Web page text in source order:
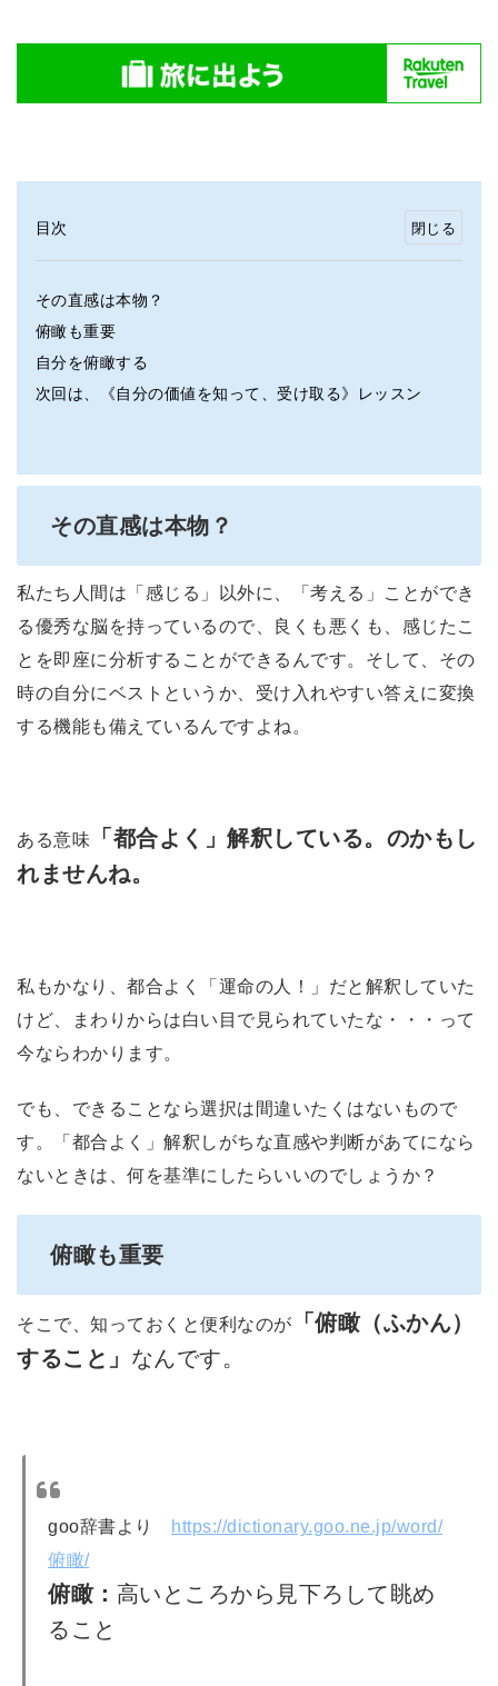
目次
その直感は本物？
俯瞰も重要
自分を俯瞰する
次回は、《自分の価値を知って、受け取る》レッスン
その直感は本物？
私たち人間は「感じる」以外に、「考える」ことができ
る優秀な脳を持っているので、良くも悪くも、感じたこ
とを即座に分析することができるんです。そして、その
時の自分にベストというか、受け入れやすい答えに変換
する機能も備えているんですよね。
ある意味
「都合よく」解釈している。のかもし
れませんね。
私もかなり、都合よく「運命の人！」だと解釈していた
けど、まわりからは白い目で見られていたな・・・って
今ならわかります。
でも、できることなら選択は間違いたくはないもので
す。「都合よく」解釈しがちな直感や判断があてになら
ないときは、何を基準にしたらいいのでしょうか？
俯瞰も重要
そこで、知っておくと便利なのが
「俯瞰（ふかん）
すること」 なんです。
goo辞書より
https://dictionary.goo.ne.jp/word/
俯瞰/
俯瞰： 高いところから見下ろして眺め
ること